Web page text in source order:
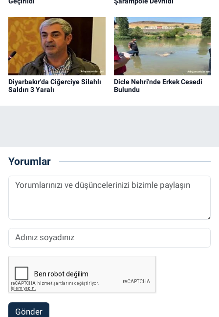
Diyarbakır'da Ciğerciye Silahlı
Saldırı 3 Yaralı
Dicle Nehri'nde Erkek Cesedi
Bulundu
Yorumlar
Gönder